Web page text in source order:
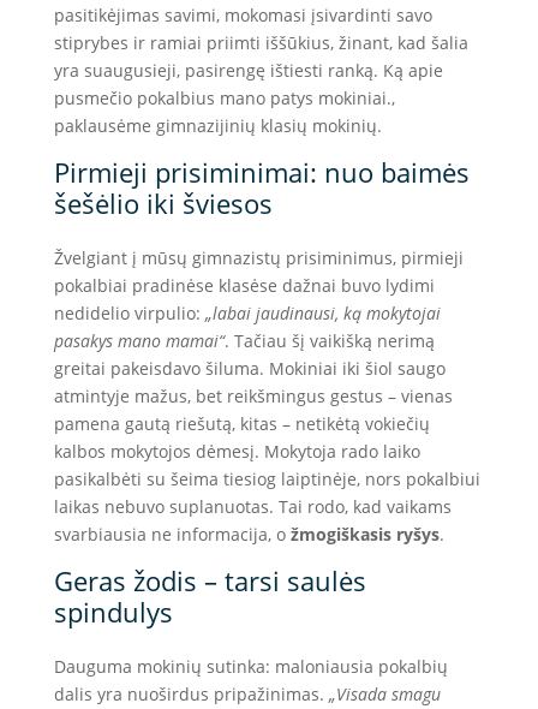
pasitikėjimas savimi, mokomasi įsivardinti savo
stiprybes ir ramiai priimti iššūkius, žinant, kad šalia
yra suaugusieji, pasirengę ištiesti ranką. Ką apie
pusmečio pokalbius mano patys mokiniai.,
paklausėme gimnazijinių klasių mokinių.
Pirmieji prisiminimai: nuo baimės
šešėlio iki šviesos
Žvelgiant į mūsų gimnazistų prisiminimus, pirmieji
pokalbiai pradinėse klasėse dažnai buvo lydimi
nedidelio virpulio: „labai jaudinausi, ką mokytojai
pasakys mano mamai“. Tačiau šį vaikišką nerimą
greitai pakeisdavo šiluma. Mokiniai iki šiol saugo
atmintyje mažus, bet reikšmingus gestus – vienas
pamena gautą riešutą, kitas – netikėtą vokiečių
kalbos mokytojos dėmesį. Mokytoja rado laiko
pasikalbėti su šeima tiesiog laiptinėje, nors pokalbiui
laikas nebuvo suplanuotas. Tai rodo, kad vaikams
svarbiausia ne informacija, o žmogiškasis ryšys.
Geras žodis – tarsi saulės
spindulys
Dauguma mokinių sutinka: maloniausia pokalbių
dalis yra nuoširdus pripažinimas. „Visada smagu